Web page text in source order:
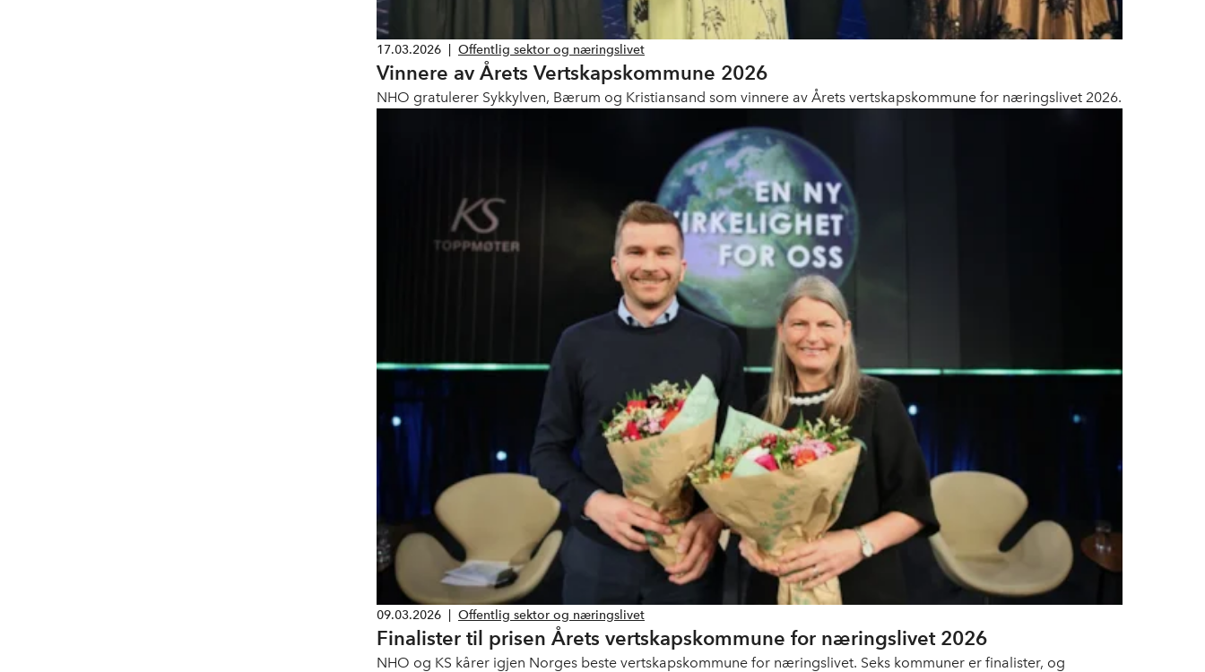
17.03.2026 Offentlig sektor og næringslivet
Vinnere av Årets Vertskapskommune 2026
NHO gratulerer Sykkylven, Bærum og Kristiansand som vinnere av Årets vertskapskommune for næringslivet 2026.
09.03.2026 Offentlig sektor og næringslivet
Finalister til prisen Årets vertskapskommune for næringslivet 2026
NHO og KS kårer igjen Norges beste vertskapskommune for næringslivet. Seks kommuner er finalister, og